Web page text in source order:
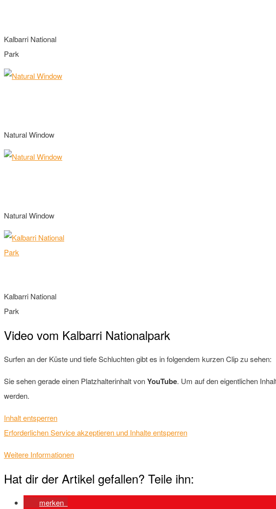
Kalbarri National
Park
Natural Window
Natural Window
Kalbarri National
Park
Video vom Kalbarri Nationalpark
Surfen an der Küste und tiefe Schluchten gibt es in folgendem kurzen Clip zu sehen:
Sie sehen gerade einen Platzhalterinhalt vonYouTube. Um auf den eigentlichen
werden.
Inhalt entsperren
Erforderlichen Service akzeptieren und Inhalte entsperren
Weitere Informationen
Hat dir der Artikel gefallen? Teile ihn:
merken